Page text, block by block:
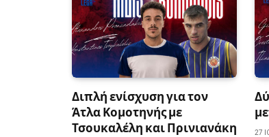
Διπλή ενίσχυση για τον
Άτλα Κομοτηνής με
Τσουκαλέλη και Πρινιανάκη
27